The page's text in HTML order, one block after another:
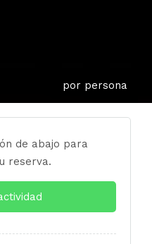
por persona
de abajo para
reserva.